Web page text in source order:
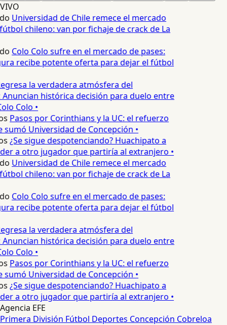
VIVO
Universidad de Chile remece el mercado
chileno: van por fichaje de crack de La
Colo Colo sufre en el mercado de pases:
recibe potente oferta para dejar el fútbol
la verdadera atmósfera del
histórica decisión para duelo entre
Colo •
Pasos por Corinthians y la UC: el refuerzo
Universidad de Concepción •
¿Se sigue despotenciando? Huachipato a
a otro jugador que partiría al extranjero •
Universidad de Chile remece el mercado
chileno: van por fichaje de crack de La
Colo Colo sufre en el mercado de pases:
recibe potente oferta para dejar el fútbol
la verdadera atmósfera del
histórica decisión para duelo entre
Colo •
Pasos por Corinthians y la UC: el refuerzo
Universidad de Concepción •
¿Se sigue despotenciando? Huachipato a
a otro jugador que partiría al extranjero •
Agencia EFE
Primera División Fútbol Deportes Concepción Cobreloa